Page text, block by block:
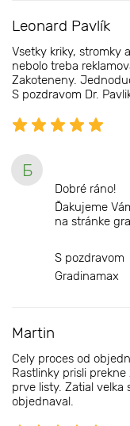
Leonard Pavlík
Vsetky kriky, stromky
nebolo treba
Zakoteneny.
S pozdravom Dr.
Б
Dobré ráno!
Ďakujeme
na stránke
S pozdravom
Gradinamax
Martin
Cely proces od
Rastlinky prisli
prve listy. Zatial velka
objednaval.